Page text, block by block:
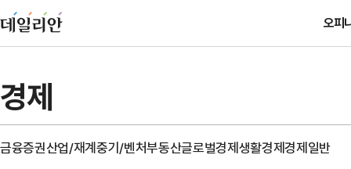
오피
경제
금융증권산업/재계중기/벤처부동산글로벌경제생활경제경제일반